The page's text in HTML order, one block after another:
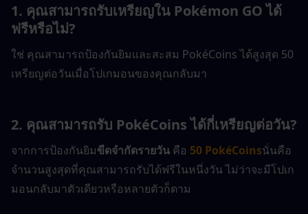
1. คุณสามารถรับเหรียญใน Pokémon GO ได้
ฟรีหรือไม่?
ใช่ คุณสามารถป้องกันยิมและสะสม PokéCoins ได้สูงสุด 50
เหรียญต่อวันเมื่อโปเกมอนของคุณกลับมา
2. คุณสามารถรับ PokéCoins ได้กี่เหรียญต่อวัน?
จากการป้องกันยิมขีดจำกัดรายวัน คือ 50 PokéCoinsนั่นคือ
จำนวนสูงสุดที่คุณสามารถรับได้ฟรีในหนึ่งวัน ไม่ว่าจะมีโปเก
มอนกลับมาตัวเดียวหรือหลายตัวก็ตาม